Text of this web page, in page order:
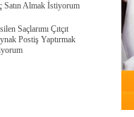
Satın Almak İstiyorum
Saçlarımı Çıtçıt
Postiş Yaptırmak